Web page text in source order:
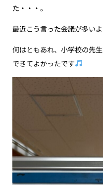
た・・・。
最近こう言った会議が多いよ
何はともあれ、小学校の先
できてよかったです